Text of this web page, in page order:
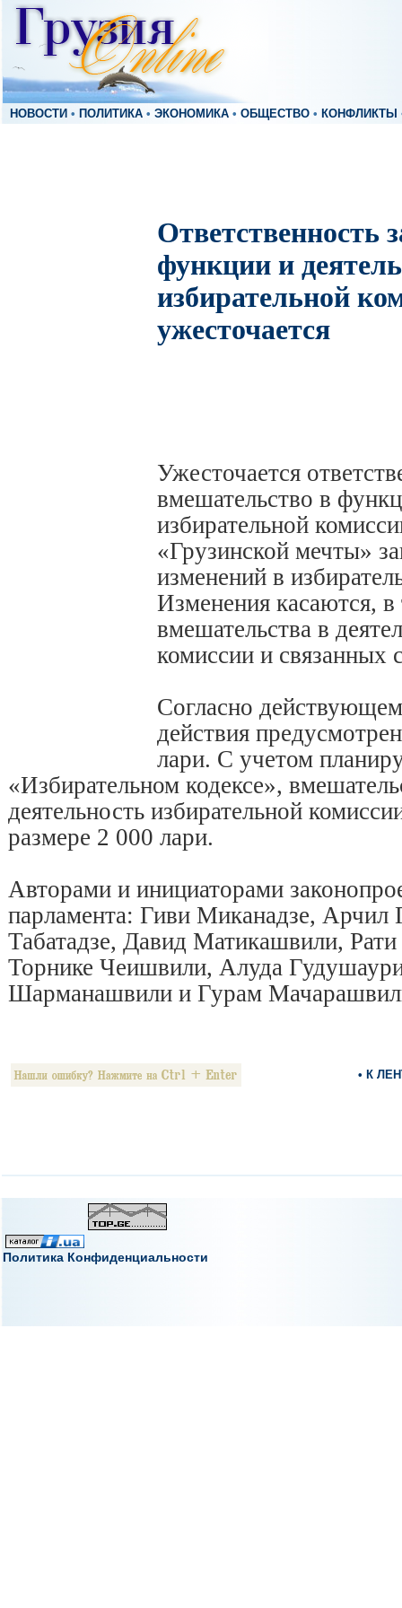
НОВОСТИ • ПОЛИТИКА • ЭКОНОМИКА • ОБЩЕСТВО • КОНФЛИКТЫ
Ответственность
функции и
избирательной
ужесточается
Ужесточается
вмешательство в
избирательной
«Грузинской мечты»
изменений в
Изменения касаются, в
вмешательства в
комиссии и
Согласно
действия
лари. С учетом
«Избирательном кодексе»,
деятельность избирательной
размере 2 000 лари.
Авторами и инициаторами
парламента: Гиви Миканадзе, Арчил
Табатадзе, Давид Матикашвили,
Торнике Чеишвили, Алуда
Шарманашвили и Гурам
• К
Политика Конфиденциальности